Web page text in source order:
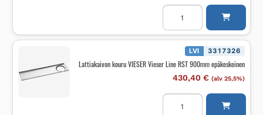
Lattiakaivon
kouru
Vieser
Line
800mm
keskeinen
musta
määrä
LVI 3317326
Lattiakaivon kouru VIESER Vieser Line RST 900mm epäkeskeinen
430,40 € (alv 25,5%)
Lattiakaivon
kouru